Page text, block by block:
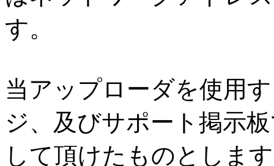
す。
当アップローダを使用
ジ、及びサポート掲示
して頂けたものとしま